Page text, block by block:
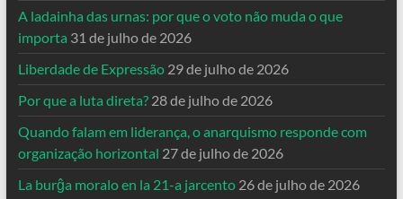
A ladainha das urnas: por que o voto não muda o que
importa 31 de julho de 2026
Liberdade de Expressão 29 de julho de 2026
Por que a luta direta? 28 de julho de 2026
Quando falam em liderança, o anarquismo responde com
organização horizontal 27 de julho de 2026
La burĝa moralo en la 21-a jarcento 26 de julho de 2026